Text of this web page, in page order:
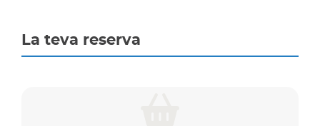
La teva reserva